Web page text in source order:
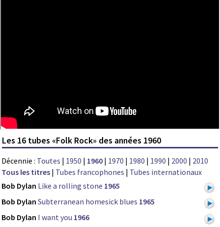
Les 16 tubes «Folk Rock» des années 1960
Décennie : Toutes | 1950 | 1960 | 1970 | 1980 | 1990 | 2000 | 2010
Tous les titres | Tubes francophones | Tubes internationaux
Bob Dylan Like a rolling stone 1965
Bob Dylan Subterranean homesick blues 1965
Bob Dylan I want you 1966